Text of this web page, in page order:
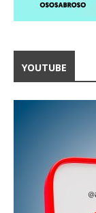
YOUTUBE